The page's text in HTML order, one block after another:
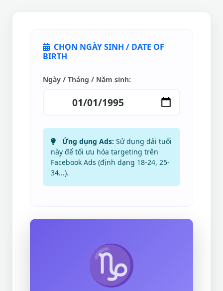
CHỌN NGÀY SINH / DATE OF
BIRTH
Ngày / Tháng / Năm sinh:
Ứng dụng Ads: Sử dụng dải tuổi
này để tối ưu hóa targeting trên
Facebook Ads (định dạng 18-24, 25-
34...).
♑